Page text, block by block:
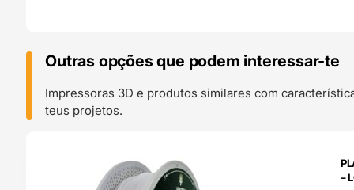
Outras opções que podem interessar-te
Impressoras 3D e produtos similares com
teus projetos.
–